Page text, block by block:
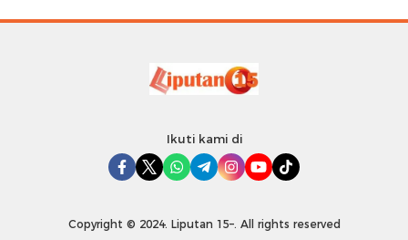
Ikuti kami di
Copyright © 2024. Liputan 15–. All rights reserved